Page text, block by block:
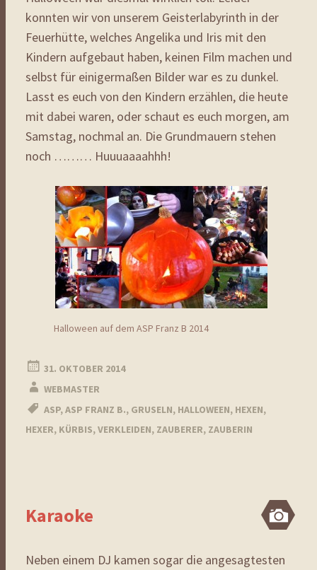
konnten wir von unserem Geisterlabyrinth in der
Feuerhütte, welches Angelika und Iris mit den
Kindern aufgebaut haben, keinen Film machen und
selbst für einigermaßen Bilder war es zu dunkel.
Lasst es euch von den Kindern erzählen, die heute
mit dabei waren, oder schaut es euch morgen, am
Samstag, nochmal an. Die Grundmauern stehen
noch ……… Huuuaaaahhh!
Halloween auf dem ASP Franz B 2014
31. OKTOBER 2014
WEBMASTER
ASP,ASP FRANZ B., GRUSELN, HALLOWEEN, HEXEN,
HEXER, KÜRBIS,VERKLEIDEN, ZAUBERER, ZAUBERIN
Karaoke
Neben einem DJ kamen sogar die angesagtesten